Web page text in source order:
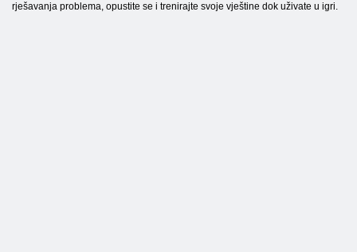
rješavanja problema, opustite se i trenirajte svoje vještine dok uživate u igri.